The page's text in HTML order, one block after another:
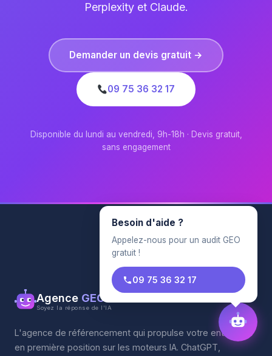
Perplexity et Claude.
Demander un devis gratuit →
09 75 36 32 17
Disponible du lundi au vendredi, 9h-18h · Devis gratuit,
sans engagement
Agence GEO
Soyez la réponse de l'IA
L'agence de référencement qui propulse votre entreprise
en première position sur les moteurs IA. ChatGPT,
Besoin d'aide ?
Appelez-nous pour un audit GEO
gratuit !
09 75 36 32 17